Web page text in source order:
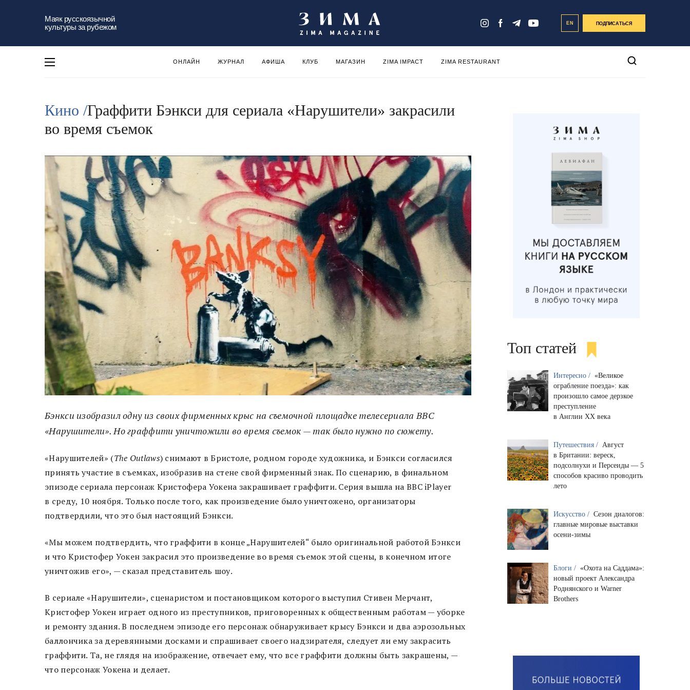
Маяк русскоязычной
культуры за рубежом
EN ПОДПИСАТЬСЯ
ОНЛАЙН ЖУРНАЛ АФИША КЛУБ МАГАЗИН ZIMA IMPACT ZIMA RESTAURANT
Кино /Граффити Бэнкси для сериала «Нарушители» закрасили
во время съемок
Бэнкси изобразил одну из своих фирменных крыс на съемочной площадке телесериала BBC
«Нарушители». Но граффити уничтожили во время съемок — так было нужно по сюжету.
«Нарушителей» (The Outlaws) снимают в Бристоле, родном городе художника, и Бэнкси согласился
принять участие в съемках, изобразив на стене свой фирменный знак. По сценарию, в финальном
эпизоде сериала персонаж Кристофера Уокена закрашивает граффити. Серия вышла на BBC iPlayer
в среду, 10 ноября. Только после того, как произведение было уничтожено, организаторы
подтвердили, что это был настоящий Бэнкси.
«Мы можем подтвердить, что граффити в конце „Нарушителей“ было оригинальной работой Бэнкси
и что Кристофер Уокен закрасил это произведение во время съемок этой сцены, в конечном итоге
уничтожив его», — сказал представитель шоу.
В сериале «Нарушители», сценаристом и постановщиком которого выступил Стивен Мерчант,
Кристофер Уокен играет одного из преступников, приговоренных к общественным работам — уборке
и ремонту здания. В последнем эпизоде ​​его персонаж обнаруживает крысу Бэнкси и два аэрозольных
баллончика за деревянными досками и спрашивает своего надзирателя, следует ли ему закрасить
граффити. Та, не глядя на изображение, отвечает ему, что все граффити должны быть закрашены, —
что персонаж Уокена и делает.
Топ статей
Интересно / «Великое
ограбление поезда»: как
произошло самое дерзкое
преступление
в Англии XX века
Путешествия / Август
в Британии: вереск,
подсолнухи и Персеиды — 5
способов красиво проводить
лето
Искусство / Сезон диалогов:
главные мировые выставки
осени-зимы
Блоги / «Охота на Саддама»:
новый проект Александра
Роднянского и Warner
Brothers